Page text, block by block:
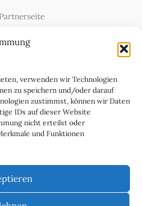
verwenden wir Technologien
zu speichern und/oder darauf
zustimmst, können wir Daten
IDs auf dieser Website
nicht erteilst oder
und Funktionen
(EU)
& Kontakt